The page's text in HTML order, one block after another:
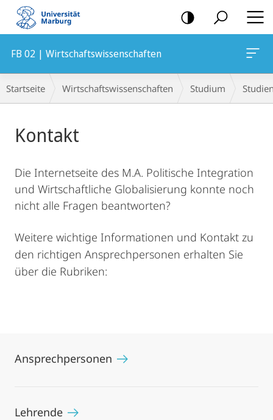
Mobile-
Navigation
FB 02 | Wirtschaftswissenschaften
Hauptinhalt
Breadcrumb-
Navigation
Startseite Wirtschaftswissenschaften Studium
Kontakt
Die Internetseite des M.A. Politische Integration
und Wirtschaftliche Globalisierung konnte noch
nicht alle Fragen beantworten?
Weitere wichtige Informationen und Kontakt zu
den richtigen Ansprechpersonen erhalten Sie
über die Rubriken:
Ansprechpersonen
Lehrende